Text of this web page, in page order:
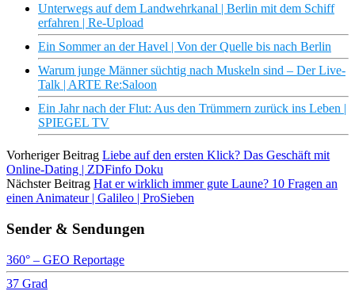
Unterwegs auf dem Landwehrkanal | Berlin mit dem Schiff
erfahren | Re-Upload
Ein Sommer an der Havel | Von der Quelle bis nach Berlin
Warum junge Männer süchtig nach Muskeln sind – Der Live-
Talk | ARTE Re:Saloon
Ein Jahr nach der Flut: Aus den Trümmern zurück ins Leben |
SPIEGEL TV
Vorheriger Beitrag Liebe auf den ersten Klick? Das Geschäft mit
Online-Dating | ZDFinfo Doku
Nächster Beitrag Hat er wirklich immer gute Laune? 10 Fragen an
einen Animateur | Galileo | ProSieben
Sender & Sendungen
360° – GEO Reportage
37 Grad